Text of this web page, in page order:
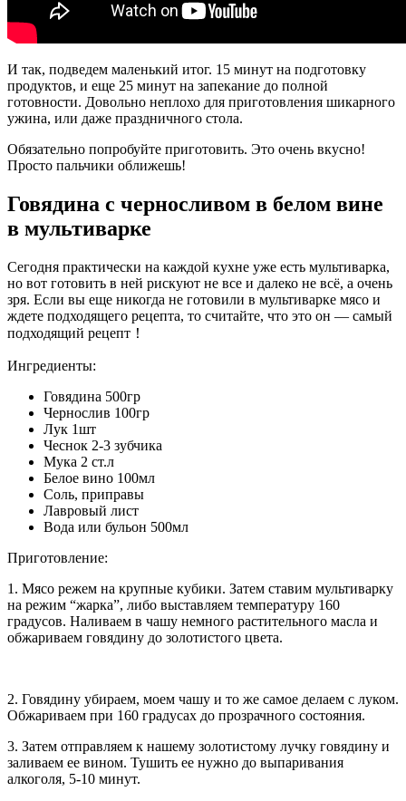
И так, подведем маленький итог. 15 минут на подготовку
продуктов, и еще 25 минут на запекание до полной
готовности. Довольно неплохо для приготовления шикарного
ужина, или даже праздничного стола.
Обязательно попробуйте приготовить. Это очень вкусно!
Просто пальчики оближешь!
Говядина с черносливом в белом вине
в мультиварке
Сегодня практически на каждой кухне уже есть мультиварка,
но вот готовить в ней рискуют не все и далеко не всё, а очень
зря. Если вы еще никогда не готовили в мультиварке мясо и
ждете подходящего рецепта, то считайте, что это он — самый
подходящий рецепт！
Ингредиенты:
Говядина 500гр
Чернослив 100гр
Лук 1шт
Чеснок 2-3 зубчика
Мука 2 ст.л
Белое вино 100мл
Соль, приправы
Лавровый лист
Вода или бульон 500мл
Приготовление:
1. Мясо режем на крупные кубики. Затем ставим мультиварку
на режим “жарка”, либо выставляем температуру 160
градусов. Наливаем в чашу немного растительного масла и
обжариваем говядину до золотистого цвета.
2. Говядину убираем, моем чашу и то же самое делаем с луком.
Обжариваем при 160 градусах до прозрачного состояния.
3. Затем отправляем к нашему золотистому лучку говядину и
заливаем ее вином. Тушить ее нужно до выпаривания
алкоголя, 5-10 минут.